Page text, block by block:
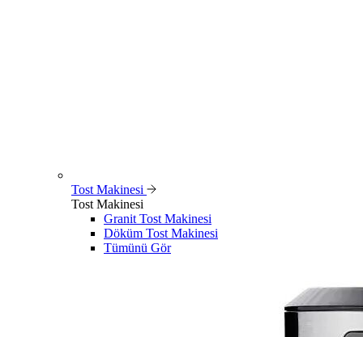
Tost Makinesi
Tost Makinesi
Granit Tost Makinesi
Döküm Tost Makinesi
Tümünü Gör